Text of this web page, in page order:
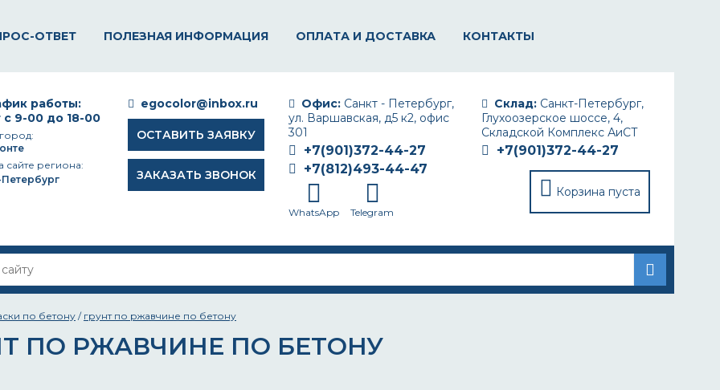
ОТВЕТ ПОЛЕЗНАЯ ИНФОРМАЦИЯ ОПЛАТА И ДОСТАВКА КОНТАКТЫ
Склад: Санкт-Петербург,
Глухоозерское шоссе, 4,
Складской Комплекс АиСТ
+7(901)372-44-27
Корзина пуста
Офис: Санкт - Петербург,
ул. Варшавская, д5 к2, офис
301
+7(901)372-44-27
+7(812)493-44-47
WhatsApp Telegram
egocolor@inbox.ru
ОСТАВИТЬ ЗАЯВКУ
ЗАКАЗАТЬ ЗВОНОК
работы:
с 9-00 до 18-00
сайте региона:
Петербург
по бетону / грунт по ржавчине по бетону
ПО РЖАВЧИНЕ ПО БЕТОНУ